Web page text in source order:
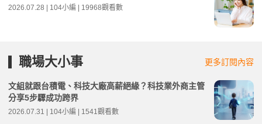
2026.07.28 | 104小編 | 19968觀看數
職場大小事 更多訂閱內容
文組就跟台積電、科技大廠高薪絕緣？科技業外商主管
分享5步驟成功跨界
2026.07.31 | 104小編 | 1541觀看數